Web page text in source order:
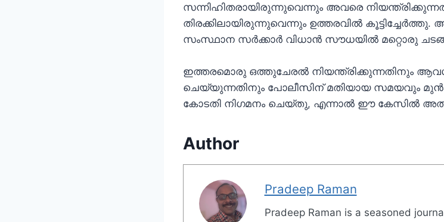
സന്നിഹിതരായിരുന്നുവെന്നും അവരെ
തിരക്കിലായിരുന്നുവെന്നും ഉത്തരവിൽ
സംസ്ഥാന സർക്കാർ വിധാൻ സൗധയിൽ മറ്റൊരു ചടങ്ങ്
ഇത്തരമൊരു ഒത്തുചേരൽ നിയന്ത്രിക്കുന്നതിനും
ചെയ്യുന്നതിനും പോലീസിന് മതിയായ സമയവും
കോടതി നിഗമനം ചെയ്തു, എന്നാൽ ഈ കേസിൽ അത്
Author
Pradeep Raman
Pradeep Raman is a seasoned